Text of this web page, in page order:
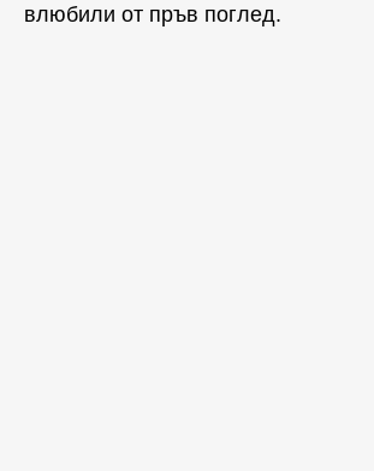
влюбили от пръв поглед.